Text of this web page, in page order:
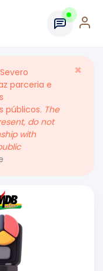
parceria e
públicos. The
do not
with
×